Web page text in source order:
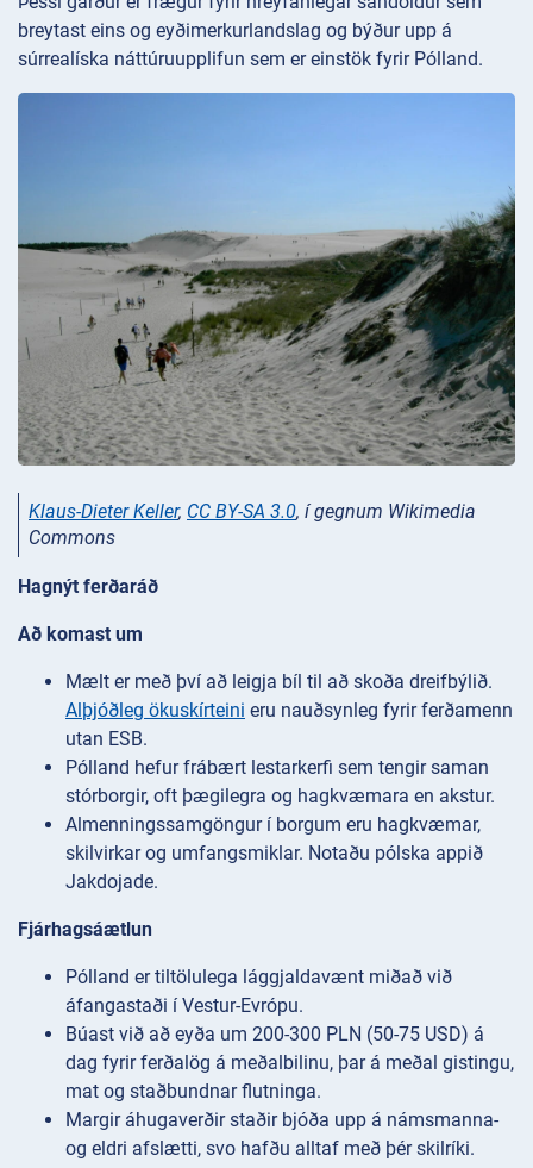
breytast eins og eyðimerkurlandslag og býður upp á
súrrealíska náttúruupplifun sem er einstök fyrir Pólland.
Klaus-Dieter Keller, CC BY-SA 3.0, í gegnum Wikimedia
Commons
Hagnýt ferðaráð
Að komast um
Mælt er með því að leigja bíl til að skoða dreifbýlið.
Alþjóðleg ökuskírteini eru nauðsynleg fyrir ferðamenn
utan ESB.
Pólland hefur frábært lestarkerfi sem tengir saman
stórborgir, oft þægilegra og hagkvæmara en akstur.
Almenningssamgöngur í borgum eru hagkvæmar,
skilvirkar og umfangsmiklar. Notaðu pólska appið
Jakdojade.
Fjárhagsáætlun
Pólland er tiltölulega lággjaldavænt miðað við
áfangastaði í Vestur-Evrópu.
Búast við að eyða um 200-300 PLN (50-75 USD) á
dag fyrir ferðalög á meðalbilinu, þar á meðal gistingu,
mat og staðbundnar flutninga.
Margir áhugaverðir staðir bjóða upp á námsmanna-
og eldri afslætti, svo hafðu alltaf með þér skilríki.